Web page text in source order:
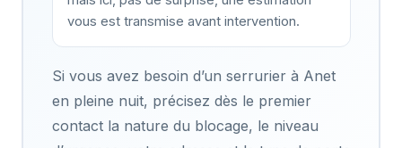
vous est transmise avant intervention.
Si vous avez besoin d’un serrurier à Anet
en pleine nuit, précisez dès le premier
contact la nature du blocage, le niveau